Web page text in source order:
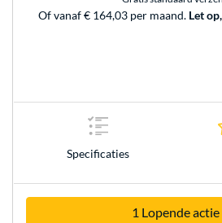
Of vanaf € 164,03 per maand. Let
Specificaties
1 Lopende actie